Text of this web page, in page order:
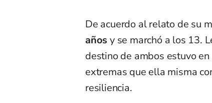
De acuerdo al relato de su
años y se marchó a los 13.
destino de ambos estuvo
extremas que ella misma
resiliencia.